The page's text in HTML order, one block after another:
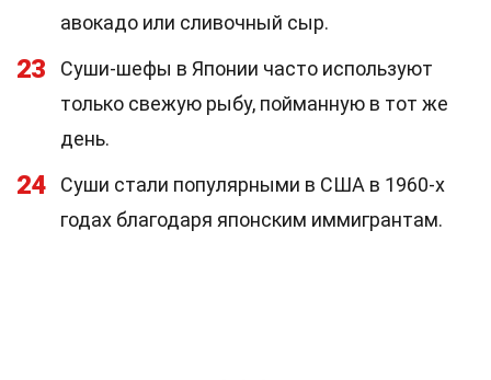
авокадо или сливочный сыр.
23
Суши-шефы в Японии часто используют
только свежую рыбу, пойманную в тот же
день.
24
Суши стали популярными в США в 1960-х
годах благодаря японским иммигрантам.